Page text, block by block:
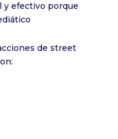
efectivo porque
de street